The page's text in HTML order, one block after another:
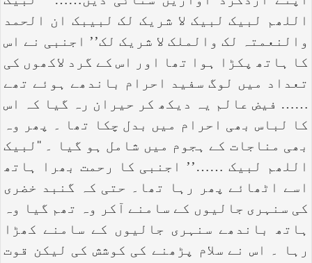
اللھم لبیک لبیک لا شریک لک لبیبک ان الحمد
والنعمتہ لک والملک لا شریک لک’’ اجنبی نے اس
کا ہاتھ پکڑا ہوا تھا اور اس کے گرد لاکھوں کی
تعداد میں لوگ سفید احرام باندھے ہوئے تھے
…… فیض عالم یہ دیکھ کر حیران رہ گیا کہ اس
کا لباس بھی احرام میں بدل چکا تھا ۔ پھر وہ
بھی مناجات کے ہجوم میں شامل ہو گیا ۔ ‘‘لبیک
اللھم لبیک ……’’ اجنبی کا رحمت بھرا ہاتھ
اسے اٹھائے پھر رہا تھا۔ حتی کہ گنبد خضری
کی سنہری جالیوں کے سامنے آکر وہ تھم گیا وہ
ہاتھ باندھے سنہری جالیوں کے سامنے کھڑا
رہا ۔ اس نے سلام پڑھنے کی کوشش کی لیکن قوت